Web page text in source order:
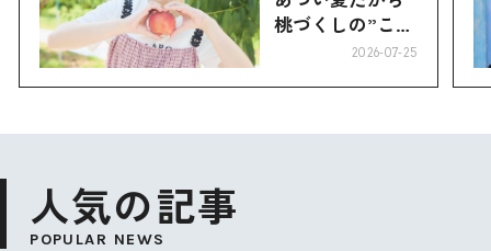
桃づくしの”こお
2026-07-25
人気の記事
POPULAR NEWS